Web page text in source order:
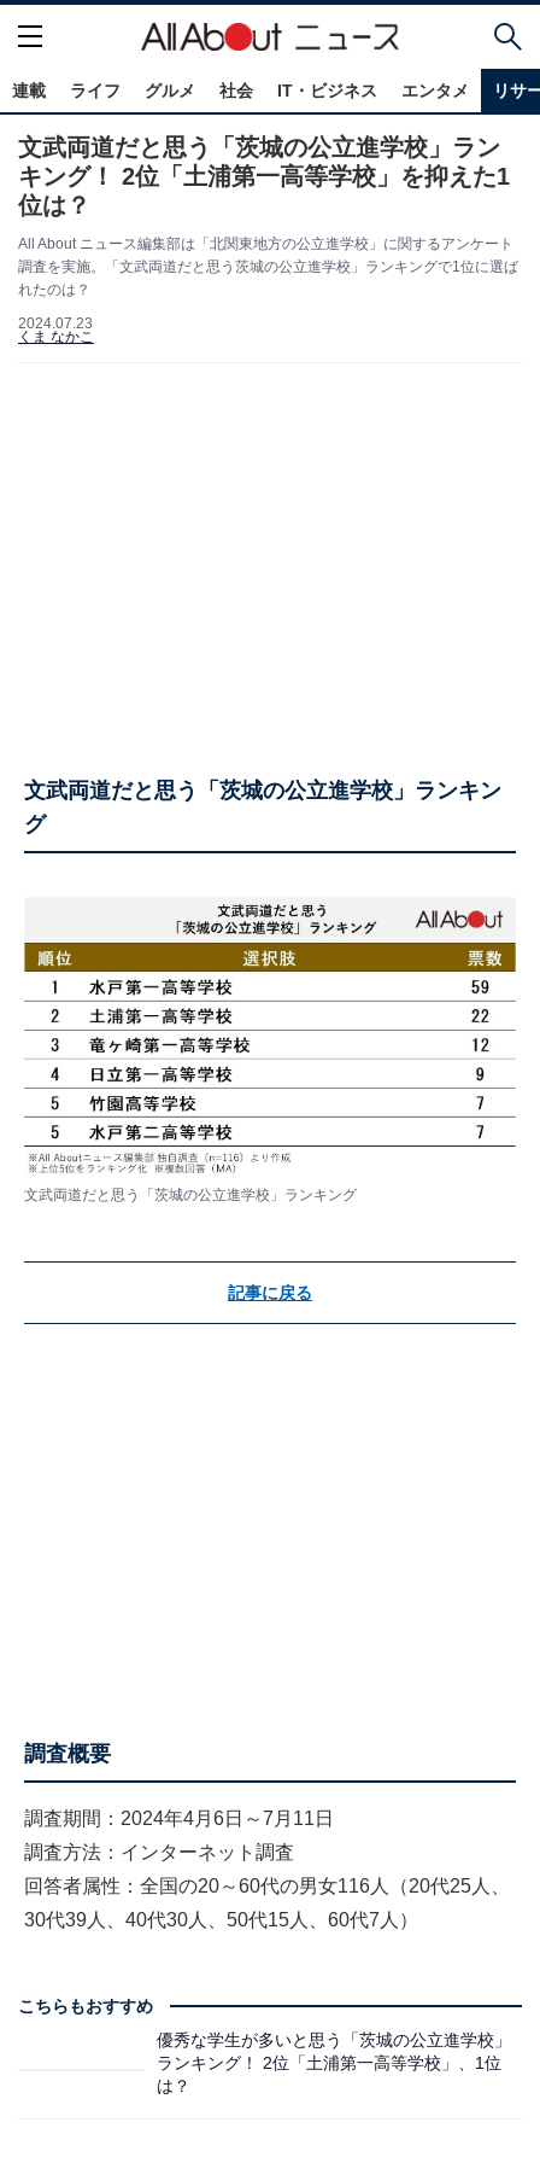
連載 ライフ グルメ 社会 IT・ビジネス エンタメ リサ
文武両道だと思う「茨城の公立進学校」ラン
キング！ 2位「土浦第一高等学校」を抑えた1
位は？
All About ニュース編集部は「北関東地方の公立進学校」に関するアンケート
調査を実施。「文武両道だと思う茨城の公立進学校」ランキングで1位に選ば
れたのは？
2024.07.23
くま なかこ
文武両道だと思う「茨城の公立進学校」ランキン
グ
文武両道だと思う「茨城の公立進学校」ランキング
記事に戻る
調査概要
調査期間：2024年4月6日～7月11日
調査方法：インターネット調査
回答者属性：全国の20～60代の男女116人（20代25人、
30代39人、40代30人、50代15人、60代7人）
こちらもおすすめ
優秀な学生が多いと思う「茨城の公立進学校」
ランキング！ 2位「土浦第一高等学校」、1位
は？